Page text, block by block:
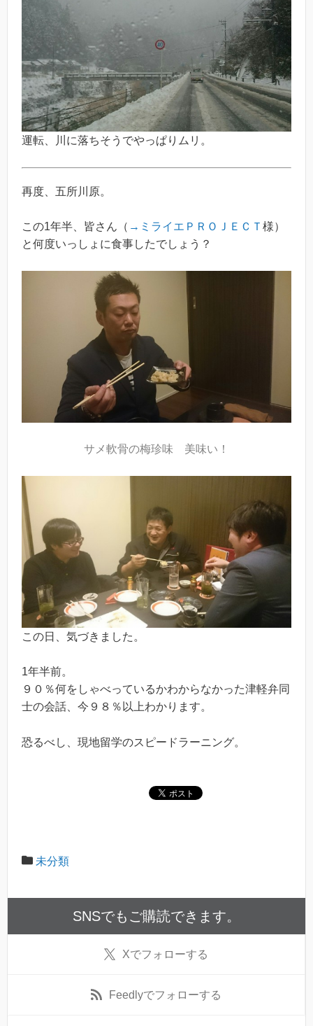
運転、川に落ちそうでやっぱりムリ。
再度、五所川原。
この1年半、皆さん（ →ミライエＰＲＯＪＥＣＴ 様）
と何度いっしょに食事したでしょう？
サメ軟骨の梅珍味 美味い！
この日、気づきました。
1年半前。
９０％何をしゃべっているかわからなかった津軽弁同
士の会話、今９８％以上わかります。
恐るべし、現地留学のスピードラーニング。
未分類
SNSでもご購読できます。
Xでフォローする
Feedlyでフォローする